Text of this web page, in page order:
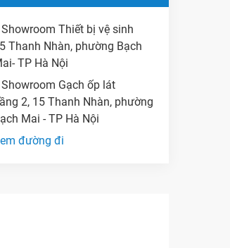
Showroom Thiết bị vệ sinh
Thanh Nhàn, phường Bạch
TP Hà Nội
Showroom Gạch ốp lát
2, 15 Thanh Nhàn, phường
Mai - TP Hà Nội
đường đi